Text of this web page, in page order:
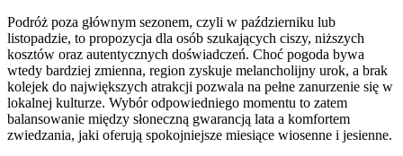
Podróż poza głównym sezonem, czyli w październiku lub
listopadzie, to propozycja dla osób szukających ciszy, niższych
kosztów oraz autentycznych doświadczeń. Choć pogoda bywa
wtedy bardziej zmienna, region zyskuje melancholijny urok, a brak
kolejek do największych atrakcji pozwala na pełne zanurzenie się w
lokalnej kulturze. Wybór odpowiedniego momentu to zatem
balansowanie między słoneczną gwarancją lata a komfortem
zwiedzania, jaki oferują spokojniejsze miesiące wiosenne i jesienne.